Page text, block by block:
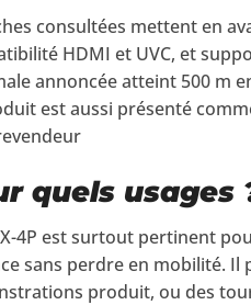
consultées mettent en
HDMI et UVC, et
annoncée atteint 500 m
est aussi présenté
quels usages
4P est surtout pertinent
sans perdre en mobilité. Il
produit, ou des